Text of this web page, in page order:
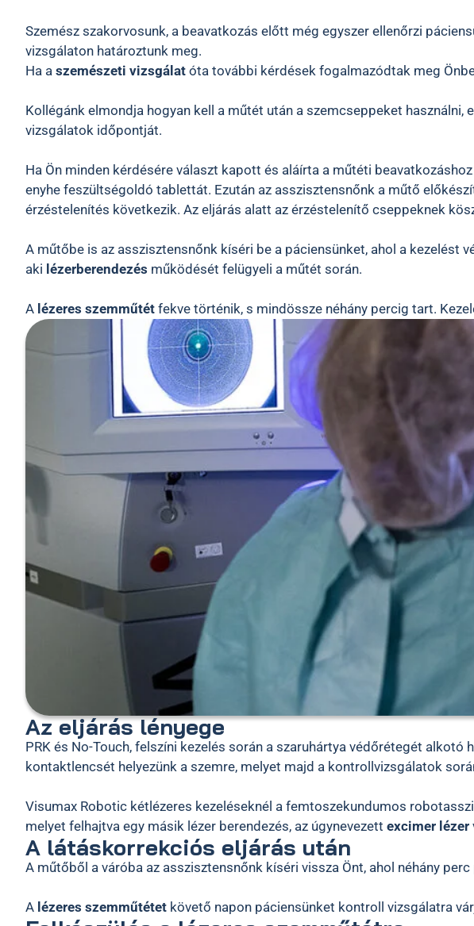
Szemész szakorvosunk, a beavatkozás előtt még egyszer ellenőrzi
vizsgálaton határoztunk meg.
Ha a szemészeti vizsgálat óta további kérdések fogalmazódtak meg
Kollégánk elmondja hogyan kell a műtét után a szemcseppeket
vizsgálatok időpontját.
Ha Ön minden kérdésére választ kapott és aláírta a műtéti
enyhe feszültségoldó tablettát. Ezután az asszisztensnőnk a műtő
érzéstelenítés következik. Az eljárás alatt az érzéstelenítő cseppeknek
A műtőbe is az asszisztensnőnk kíséri be a páciensünket, ahol a
aki lézerberendezés működését felügyeli a műtét során.
A lézeres szemműtét fekve történik, s mindössze néhány percig tart.
Az eljárás lényege
PRK és No-Touch, felszíni kezelés során a szaruhártya védőrétegét
kontaktlencsét helyezünk a szemre, melyet majd a kontrollvizsgálatok
Visumax Robotic kétlézeres kezeléseknél a femtoszekundumos
melyet felhajtva egy másik lézer berendezés, az úgynevezett excimer lézer
A látáskorrekciós eljárás után
A műtőből a váróba az asszisztensnőnk kíséri vissza Önt, ahol néhány
A lézeres szemműtétet követő napon páciensünket kontroll vizsgálatra